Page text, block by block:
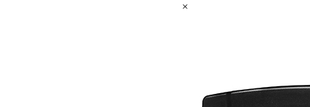
×